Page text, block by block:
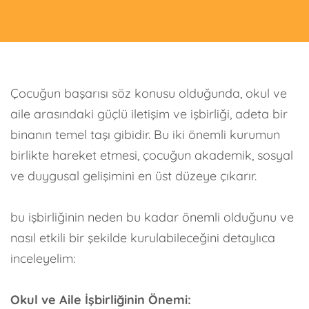
Çocuğun başarısı söz konusu olduğunda, okul ve
aile arasındaki güçlü iletişim ve işbirliği, adeta bir
binanın temel taşı gibidir. Bu iki önemli kurumun
birlikte hareket etmesi, çocuğun akademik, sosyal
ve duygusal gelişimini en üst düzeye çıkarır.
bu işbirliğinin neden bu kadar önemli olduğunu ve
nasıl etkili bir şekilde kurulabileceğini detaylıca
inceleyelim:
Okul ve Aile İşbirliğinin Önemi: